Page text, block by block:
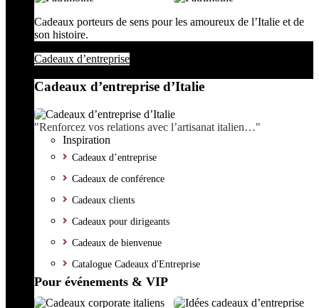
Cadeaux porteurs de sens pour les amoureux de l’Italie et de
son histoire.
Cadeaux d’entreprise
Cadeaux d’entreprise d’Italie
"Renforcez vos relations avec l’artisanat italien…"
Inspiration
Cadeaux d’entreprise
Cadeaux de conférence
Cadeaux clients
Cadeaux pour dirigeants
Cadeaux de bienvenue
Catalogue Cadeaux d'Entreprise
Pour événements & VIP